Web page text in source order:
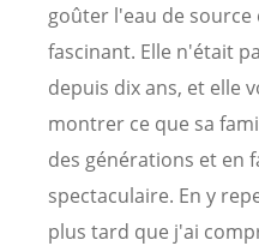
goûter l'eau de
fascinant. Elle n'était
depuis dix ans, et elle
montrer ce que sa
des générations et en
spectaculaire. En y
plus tard que j'ai